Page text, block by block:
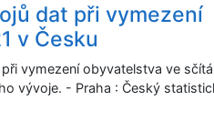
dat při vymezení
v Česku
vymezení obyvatelstva ve
vývoje. - Praha : Český